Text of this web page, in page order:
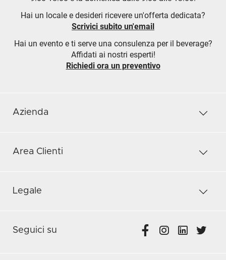
Hai un locale e desideri ricevere un'offerta dedicata?
Scrivici subito un'email
Hai un evento e ti serve una consulenza per il beverage?
Affidati ai nostri esperti!
Richiedi ora un preventivo
Azienda
Area Clienti
Legale
Seguici su